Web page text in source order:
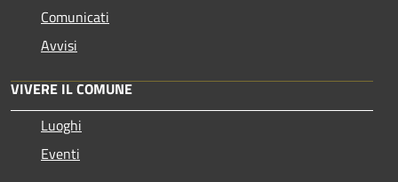
Comunicati
Avvisi
VIVERE IL COMUNE
Luoghi
Eventi